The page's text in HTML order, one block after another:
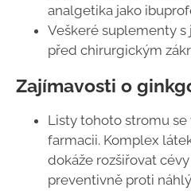
analgetika jako
Veškeré suplementy
před chirurgickým
Zajímavosti o
Listy tohoto stromu
farmacii. Komplex
dokáže rozšiřovat
preventivně proti